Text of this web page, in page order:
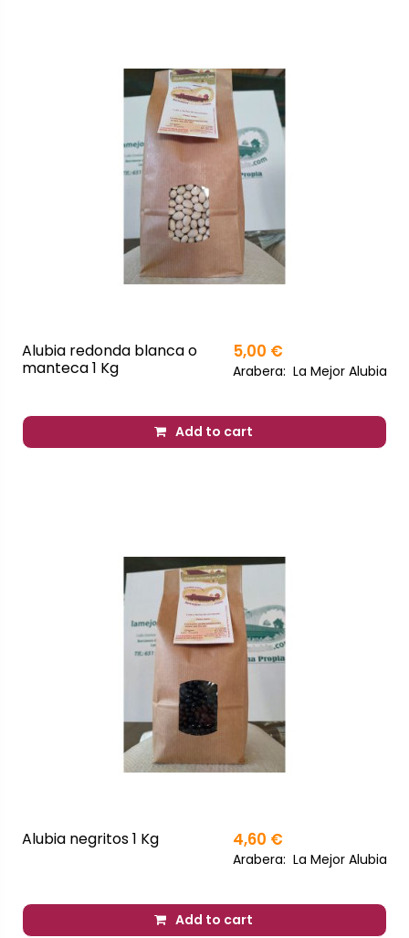
Alubia redonda blanca o
manteca 1 Kg
5,00 €
Arabera: La Mejor Alubia
Add to cart
Alubia negritos 1 Kg 4,60 €
Arabera: La Mejor Alubia
Add to cart